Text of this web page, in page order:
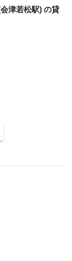
津若松駅) の貸